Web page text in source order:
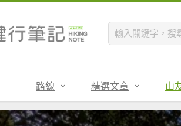
路線 精選文章 山